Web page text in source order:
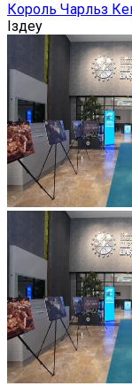
Король Чарльз
Іздеу